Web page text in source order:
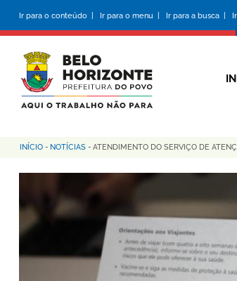
conteúdo
principal
Ir para o conteúdo | Ir para o menu | Ir para a busca |
Trilha
de
navegação
INÍCIO - NOTÍCIAS - ATENDIMENTO DO SERVIÇO DE